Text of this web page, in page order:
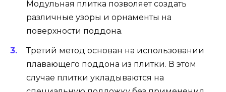
Модульная плитка позволяет создать
различные узоры и орнаменты на
поверхности поддона.
Третий метод основан на использовании
плавающего поддона из плитки. В этом
случае плитки укладываются на